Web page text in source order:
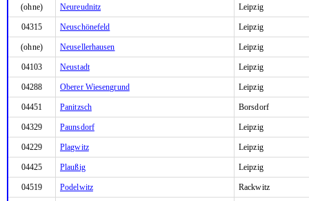
(ohne) Neureudnitz Leipzig
04315 Neuschönefeld Leipzig
(ohne) Neusellerhausen Leipzig
04103 Neustadt Leipzig
04288 Oberer Wiesengrund Leipzig
04451 Panitzsch Borsdorf
04329 Paunsdorf Leipzig
04229 Plagwitz Leipzig
04425 Plaußig Leipzig
04519 Podelwitz Rackwitz